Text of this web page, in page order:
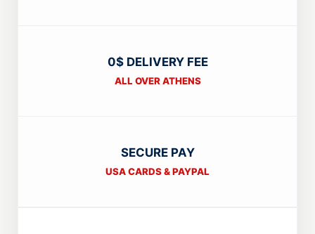
0$ DELIVERY FEE
ALL OVER ATHENS
SECURE PAY
USA CARDS & PAYPAL